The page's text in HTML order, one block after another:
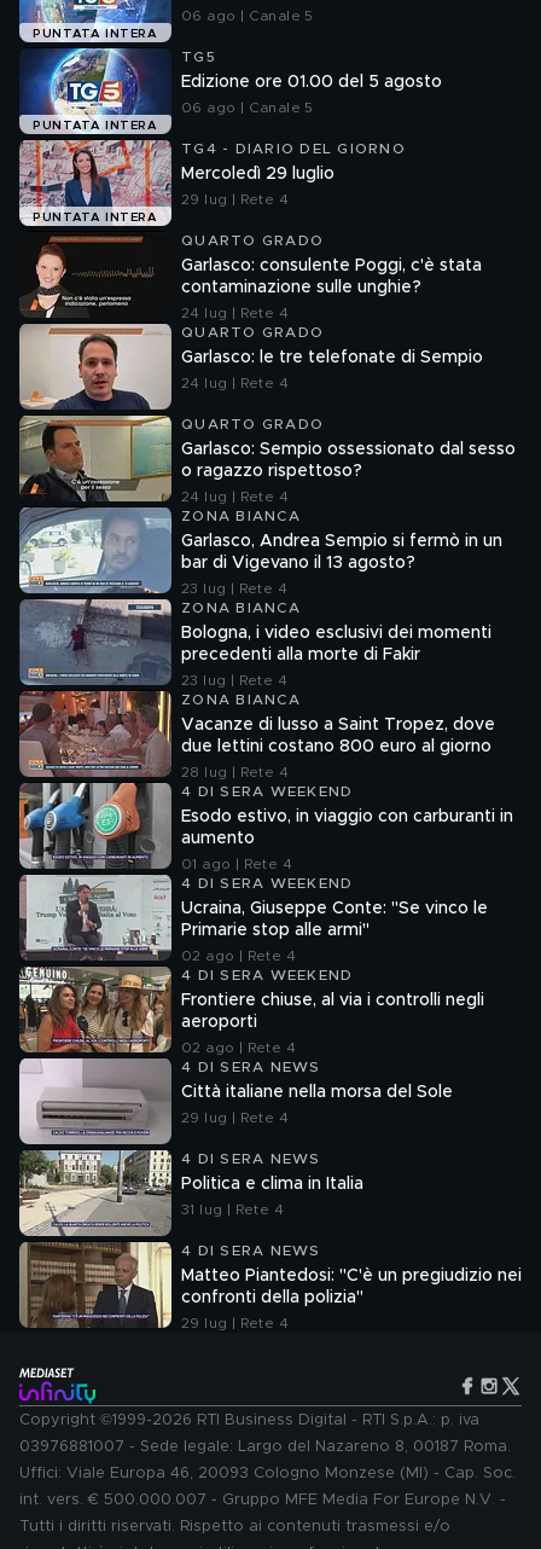
PUNTATA INTERA
06 ago | Canale 5
PUNTATA INTERA
TG5
Edizione ore 01.00 del 5 agosto
06 ago | Canale 5
PUNTATA INTERA
TG4 - DIARIO DEL GIORNO
Mercoledì 29 luglio
29 lug | Rete 4
QUARTO GRADO
Garlasco: consulente Poggi, c'è stata
contaminazione sulle unghie?
24 lug | Rete 4
QUARTO GRADO
Garlasco: le tre telefonate di Sempio
24 lug | Rete 4
QUARTO GRADO
Garlasco: Sempio ossessionato dal sesso
o ragazzo rispettoso?
24 lug | Rete 4
ZONA BIANCA
Garlasco, Andrea Sempio si fermò in un
bar di Vigevano il 13 agosto?
23 lug | Rete 4
ZONA BIANCA
Bologna, i video esclusivi dei momenti
precedenti alla morte di Fakir
23 lug | Rete 4
ZONA BIANCA
Vacanze di lusso a Saint Tropez, dove
due lettini costano 800 euro al giorno
28 lug | Rete 4
4 DI SERA WEEKEND
Esodo estivo, in viaggio con carburanti in
aumento
01 ago | Rete 4
4 DI SERA WEEKEND
Ucraina, Giuseppe Conte: "Se vinco le
Primarie stop alle armi"
02 ago | Rete 4
4 DI SERA WEEKEND
Frontiere chiuse, al via i controlli negli
aeroporti
02 ago | Rete 4
4 DI SERA NEWS
Città italiane nella morsa del Sole
29 lug | Rete 4
4 DI SERA NEWS
Politica e clima in Italia
31 lug | Rete 4
4 DI SERA NEWS
Matteo Piantedosi: "C'è un pregiudizio nei
confronti della polizia"
29 lug | Rete 4
Copyright ©1999-2026 RTI Business Digital - RTI S.p.A.: p. iva
03976881007 - Sede legale: Largo del Nazareno 8, 00187 Roma.
Uffici: Viale Europa 46, 20093 Cologno Monzese (MI) - Cap. Soc.
int. vers. € 500.000.007 - Gruppo MFE Media For Europe N.V. -
Tutti i diritti riservati. Rispetto ai contenuti trasmessi e/o